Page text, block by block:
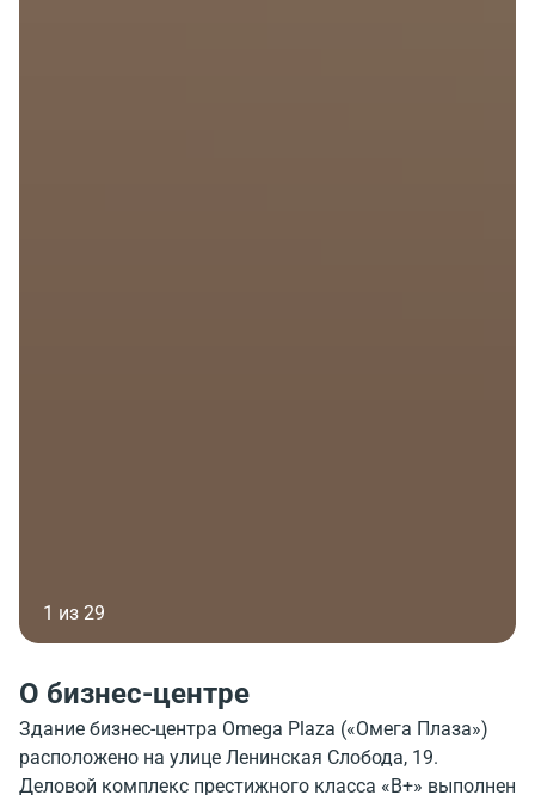
1 из 29
О бизнес-центре
Здание бизнес-центра Omega Plaza («Омега Плаза»)
расположено на улице Ленинская Слобода, 19.
Деловой комплекс престижного класса «В+» выполнен